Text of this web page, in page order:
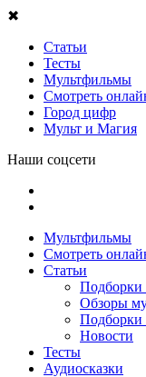
✖
Статьи
Тесты
Мультфильмы
Смотреть
Город цифр
Мульт и Магия
Наши соцсети
Мультфильмы
Смотреть
Статьи
Подборки
Обзоры
Подборки
Новости
Тесты
Аудиосказки